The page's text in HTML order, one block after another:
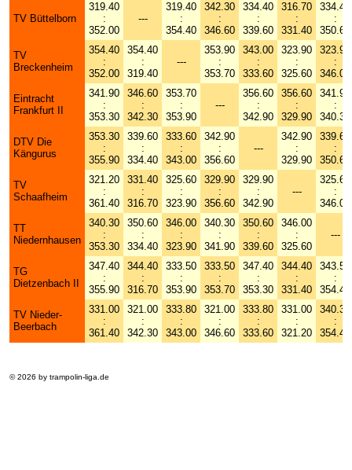
TV Büttelborn
319.40
:
352.00
---
319.40
:
354.40
342.30
:
346.60
334.40
:
339.60
316.70
:
331.40
334.40
:
350.60
TV
Breckenheim
354.40
:
352.00
354.40
:
319.40
---
353.90
:
353.70
343.00
:
333.60
323.90
:
325.60
323.90
:
346.00
Eintracht
Frankfurt II
341.90
:
353.30
346.60
:
342.30
353.70
:
353.90
---
356.60
:
342.90
356.60
:
329.90
341.90
:
340.30
DTV Die
Kängurus
353.30
:
355.90
339.60
:
334.40
333.60
:
343.00
342.90
:
356.60
---
342.90
:
329.90
339.60
:
350.60
TV
Schaafheim
321.20
:
361.40
331.40
:
316.70
325.60
:
323.90
329.90
:
356.60
329.90
:
342.90
---
325.60
:
346.00
TT
Niedernhausen
340.30
:
353.30
350.60
:
334.40
346.00
:
323.90
340.30
:
341.90
350.60
:
339.60
346.00
:
325.60
---
TG
Dietzenbach II
347.40
:
355.90
344.40
:
316.70
333.50
:
353.90
333.50
:
353.70
347.40
:
353.30
344.40
:
331.40
343.50
:
354.40
TV Nieder-
Beerbach
331.00
:
361.40
321.00
:
342.30
333.80
:
343.00
321.00
:
346.60
333.80
:
333.60
331.00
:
321.20
340.30
:
354.40
© 2026 by trampolin-liga.de